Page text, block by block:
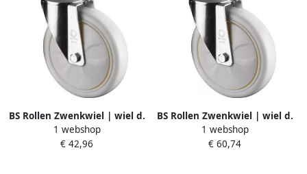
BS Rollen Zwenkwiel | wiel d.
200 mm draagvermogen 300
kg | kunststof | plaat
1 webshop
€ 42,96
BS Rollen Zwenkwiel | wiel d.
200 mm draagvermogen 750
kg | kunststof | plaat
1 webshop
€ 60,74